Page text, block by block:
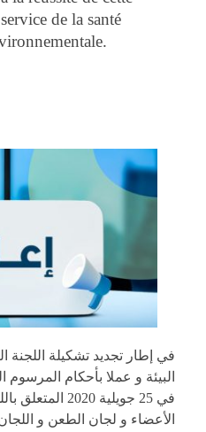
de la santé
في إطار تجديد تشكيلة اللجنة
في 25 جويلية
الأعضاء و لجان الطعن و